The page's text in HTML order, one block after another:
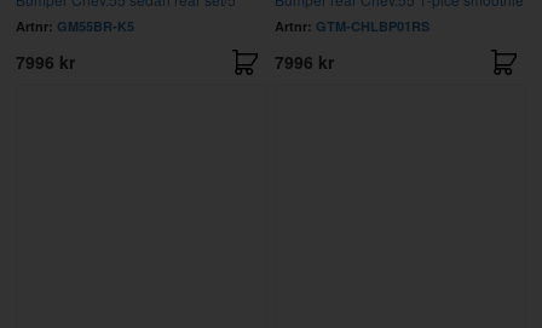
Artnr: GM55BR-K5
7996 kr
Artnr: GTM-CHLBP01RS
7996 kr